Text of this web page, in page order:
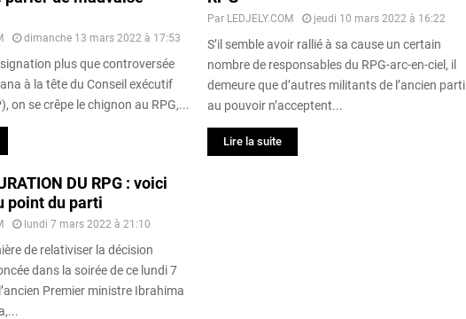
dimanche 13 mars 2022 à 17:53
plus que controversée
à la tête du Conseil exécutif
on se crêpe le chignon au RPG,...
Par LEDJELY.COM jeudi 10 mars 2022 à 16:22
S’il semble avoir rallié à sa cause un certain
nombre de responsables du RPG-arc-en-ciel, il
demeure que d’autres militants de l’ancien parti
au pouvoir n’acceptent...
Lire la suite
DU RPG : voici
point du parti
lundi 7 mars 2022 à 21:10
de relativiser la décision
dans la soirée de ce lundi 7
Premier ministre Ibrahima